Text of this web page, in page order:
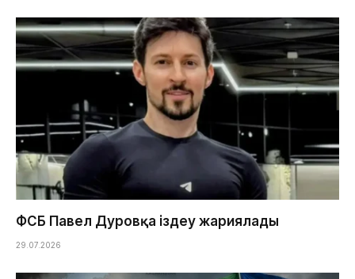
ФСБ Павел Дуровқа іздеу жариялады
29.07.2026